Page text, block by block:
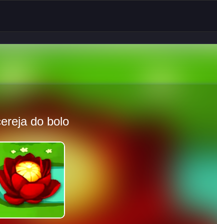
do bolo